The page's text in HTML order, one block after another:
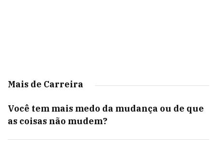
Mais de Carreira
Você tem mais medo da mudança ou de que
as coisas não mudem?